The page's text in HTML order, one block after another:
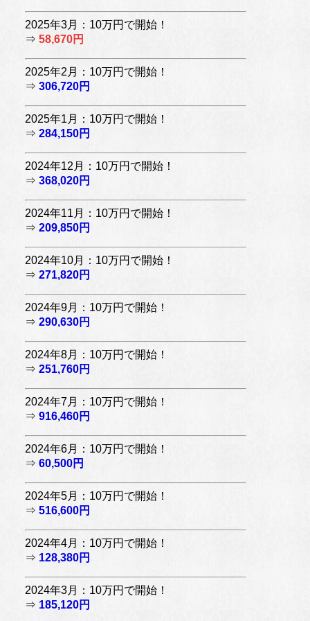
2025年3月：10万円で開始！
⇒ 58,670円
2025年2月：10万円で開始！
⇒ 306,720円
2025年1月：10万円で開始！
⇒ 284,150円
2024年12月：10万円で開始！
⇒ 368,020円
2024年11月：10万円で開始！
⇒ 209,850円
2024年10月：10万円で開始！
⇒ 271,820円
2024年9月：10万円で開始！
⇒ 290,630円
2024年8月：10万円で開始！
⇒ 251,760円
2024年7月：10万円で開始！
⇒ 916,460円
2024年6月：10万円で開始！
⇒ 60,500円
2024年5月：10万円で開始！
⇒ 516,600円
2024年4月：10万円で開始！
⇒ 128,380円
2024年3月：10万円で開始！
⇒ 185,120円